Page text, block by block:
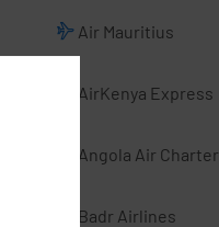
Air Mauritius
AirKenya Express
Angola Air Charter
Badr Airlines